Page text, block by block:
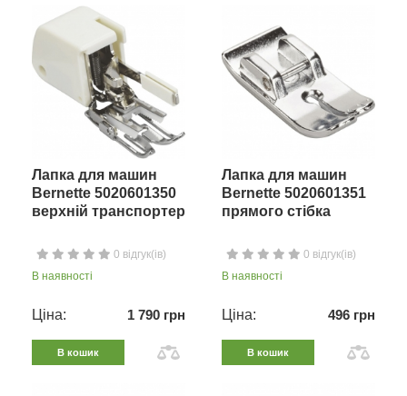
Лапка для машин
Bernette 5020601350
верхній транспортер
0 відгук(ів)
В наявності
Ціна: 1 790 грн
В кошик
Лапка для машин
Bernette 5020601351
прямого стібка
0 відгук(ів)
В наявності
Ціна: 496 грн
В кошик